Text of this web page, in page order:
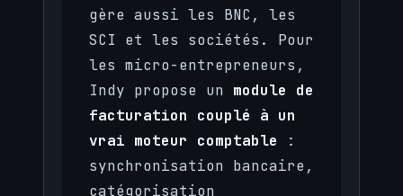
gère aussi les BNC, les
SCI et les sociétés. Pour
les micro-entrepreneurs,
Indy propose un module de
facturation couplé à un
vrai moteur comptable :
synchronisation bancaire,
catégorisation